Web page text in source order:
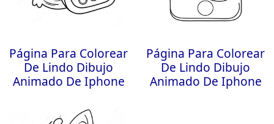
Página Para Colorear
De Lindo Dibujo
Animado De Iphone
Página Para Colorear
De Lindo Dibujo
Animado De Iphone